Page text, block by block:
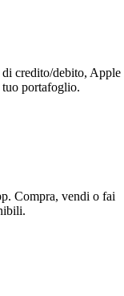
credito/debito, Apple
portafoglio.
Compra, vendi o fai